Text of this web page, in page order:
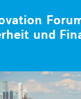
und